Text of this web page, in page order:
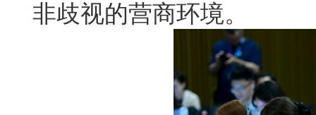
非歧视的营商环境。